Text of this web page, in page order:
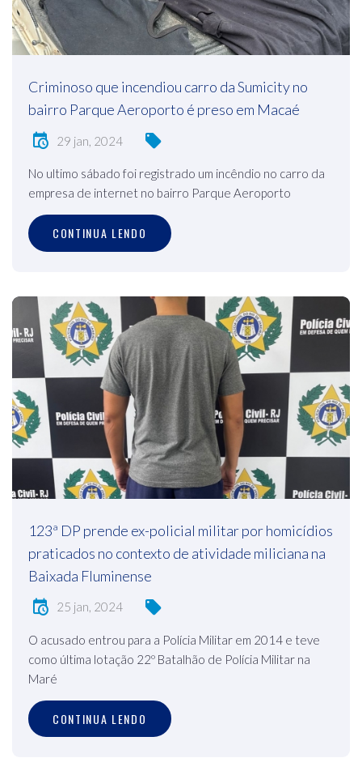
Criminoso que incendiou carro da Sumicity no
bairro Parque Aeroporto é preso em Macaé
29 jan, 2024
No ultimo sábado foi registrado um incêndio no carro da
empresa de internet no bairro Parque Aeroporto
CONTINUA LENDO
123ª DP prende ex-policial militar por homicídios
praticados no contexto de atividade miliciana na
Baixada Fluminense
25 jan, 2024
O acusado entrou para a Polícia Militar em 2014 e teve
como última lotação 22º Batalhão de Polícia Militar na
Maré
CONTINUA LENDO